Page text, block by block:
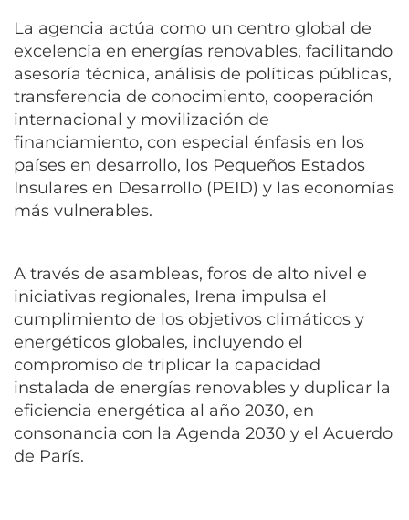
La agencia actúa como un centro global de
excelencia en energías renovables, facilitando
asesoría técnica, análisis de políticas públicas,
transferencia de conocimiento, cooperación
internacional y movilización de
financiamiento, con especial énfasis en los
países en desarrollo, los Pequeños Estados
Insulares en Desarrollo (PEID) y las economías
más vulnerables.
A través de asambleas, foros de alto nivel e
iniciativas regionales, Irena impulsa el
cumplimiento de los objetivos climáticos y
energéticos globales, incluyendo el
compromiso de triplicar la capacidad
instalada de energías renovables y duplicar la
eficiencia energética al año 2030, en
consonancia con la Agenda 2030 y el Acuerdo
de París.